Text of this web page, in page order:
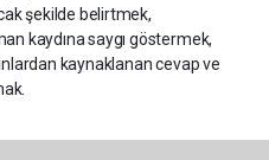
şekilde belirtmek,
kaydına saygı göstermek,
kaynaklanan cevap ve